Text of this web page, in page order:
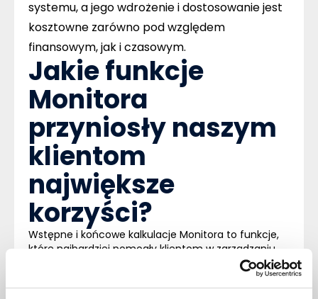
systemu, a jego wdrożenie i dostosowanie jest
kosztowne zarówno pod względem
finansowym, jak i czasowym.
Jakie funkcje
Monitora
przyniosły naszym
klientom
największe
korzyści?
Wstępne i końcowe kalkulacje Monitora to funkcje,
które najbardziej pomogły klientom w zarządzaniu
kosztami produkcji. Dzięki Monitorowi można
skonfigurować różne warianty dla kosztów pracy,
kosztów ogólnych i kosztów zróżnicowanych.